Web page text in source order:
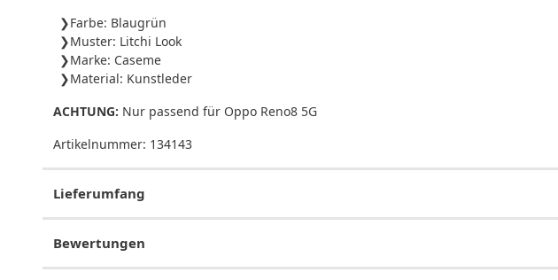
Farbe: Blaugrün
Muster: Litchi Look
Marke: Caseme
Material: Kunstleder
ACHTUNG: Nur passend für Oppo Reno8 5G
Artikelnummer: 134143
Lieferumfang
Bewertungen